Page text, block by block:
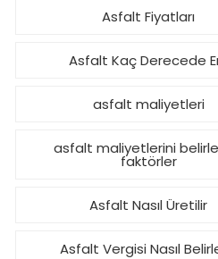
Asfalt Fiyatları
Asfalt Kaç Derecede
asfalt maliyetleri
asfalt maliyetlerini
faktörler
Asfalt Nasıl Üretilir
Asfalt Vergisi Nasıl